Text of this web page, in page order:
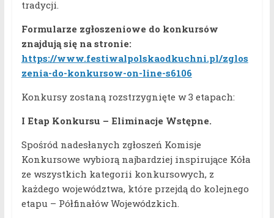
tradycji.
Formularze zgłoszeniowe do konkursów
znajdują się na stronie:
https://www.festiwalpolskaodkuchni.pl/zglos
zenia-do-konkursow-on-line-s6106
Konkursy zostaną rozstrzygnięte w 3 etapach:
I Etap Konkursu – Eliminacje Wstępne.
Spośród nadesłanych zgłoszeń Komisje
Konkursowe wybiorą najbardziej inspirujące Kóła
ze wszystkich kategorii konkursowych, z
każdego województwa, które przejdą do kolejnego
etapu – Półfinałów Wojewódzkich.